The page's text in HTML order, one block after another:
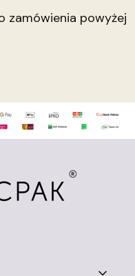
zamówienia powyżej